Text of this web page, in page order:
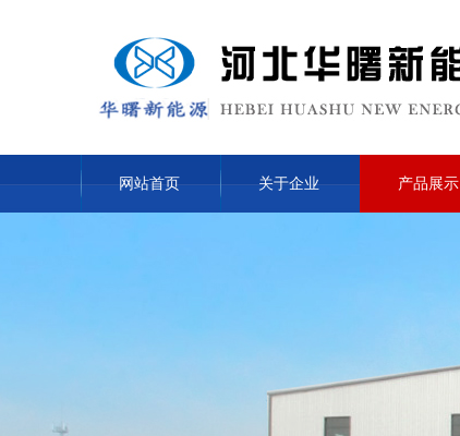
网站首页 关于企业 产品展示